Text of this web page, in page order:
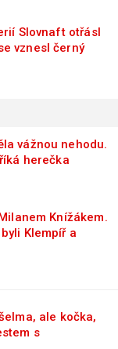
Slovnaft otřásl
vznesl černý
vážnou nehodu.
herečka
Knížákem.
Klempíř a
ale kočka,
s